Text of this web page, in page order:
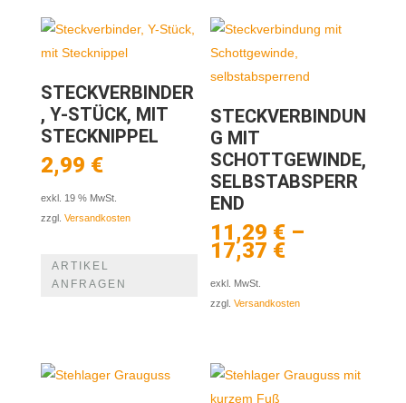
STECKVERBINDER
, Y-STÜCK, MIT
STECKNIPPEL
2,99 €
exkl. 19 % MwSt.
zzgl. Versandkosten
ARTIKEL
ANFRAGEN
STECKVERBINDUN
G MIT
SCHOTTGEWINDE,
SELBSTABSPERR
END
11,29 € –
17,37 €
exkl. MwSt.
zzgl.Versandkosten